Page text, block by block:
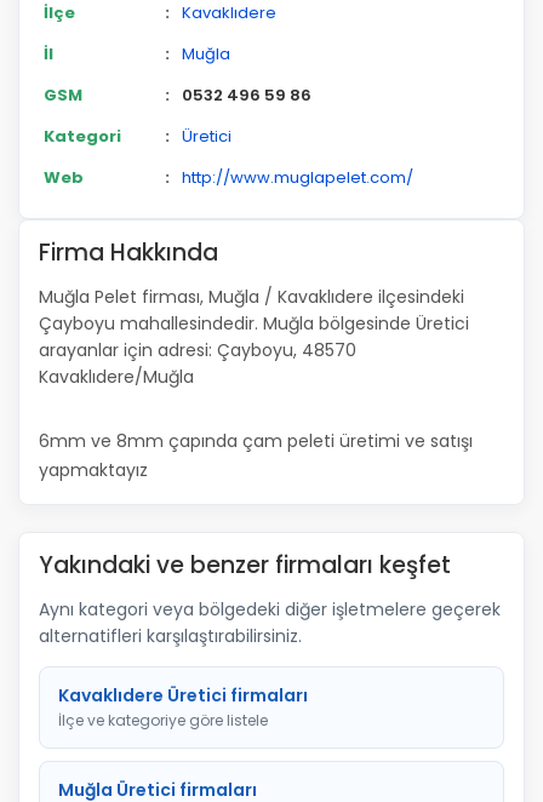
İlçe
: Kavaklıdere
İl
: Muğla
GSM
:
0532 496 59 86
Kategori
: Üretici
Web
: http://www.muglapelet.com/
Firma Hakkında
Muğla Pelet firması, Muğla / Kavaklıdere ilçesindeki
Çayboyu mahallesindedir. Muğla bölgesinde Üretici
arayanlar için adresi: Çayboyu, 48570
Kavaklıdere/Muğla
6mm ve 8mm çapında çam peleti üretimi ve satışı
yapmaktayız
Yakındaki ve benzer firmaları keşfet
Aynı kategori veya bölgedeki diğer işletmelere geçerek
alternatifleri karşılaştırabilirsiniz.
Kavaklıdere Üretici firmaları
İlçe ve kategoriye göre listele
Muğla Üretici firmaları